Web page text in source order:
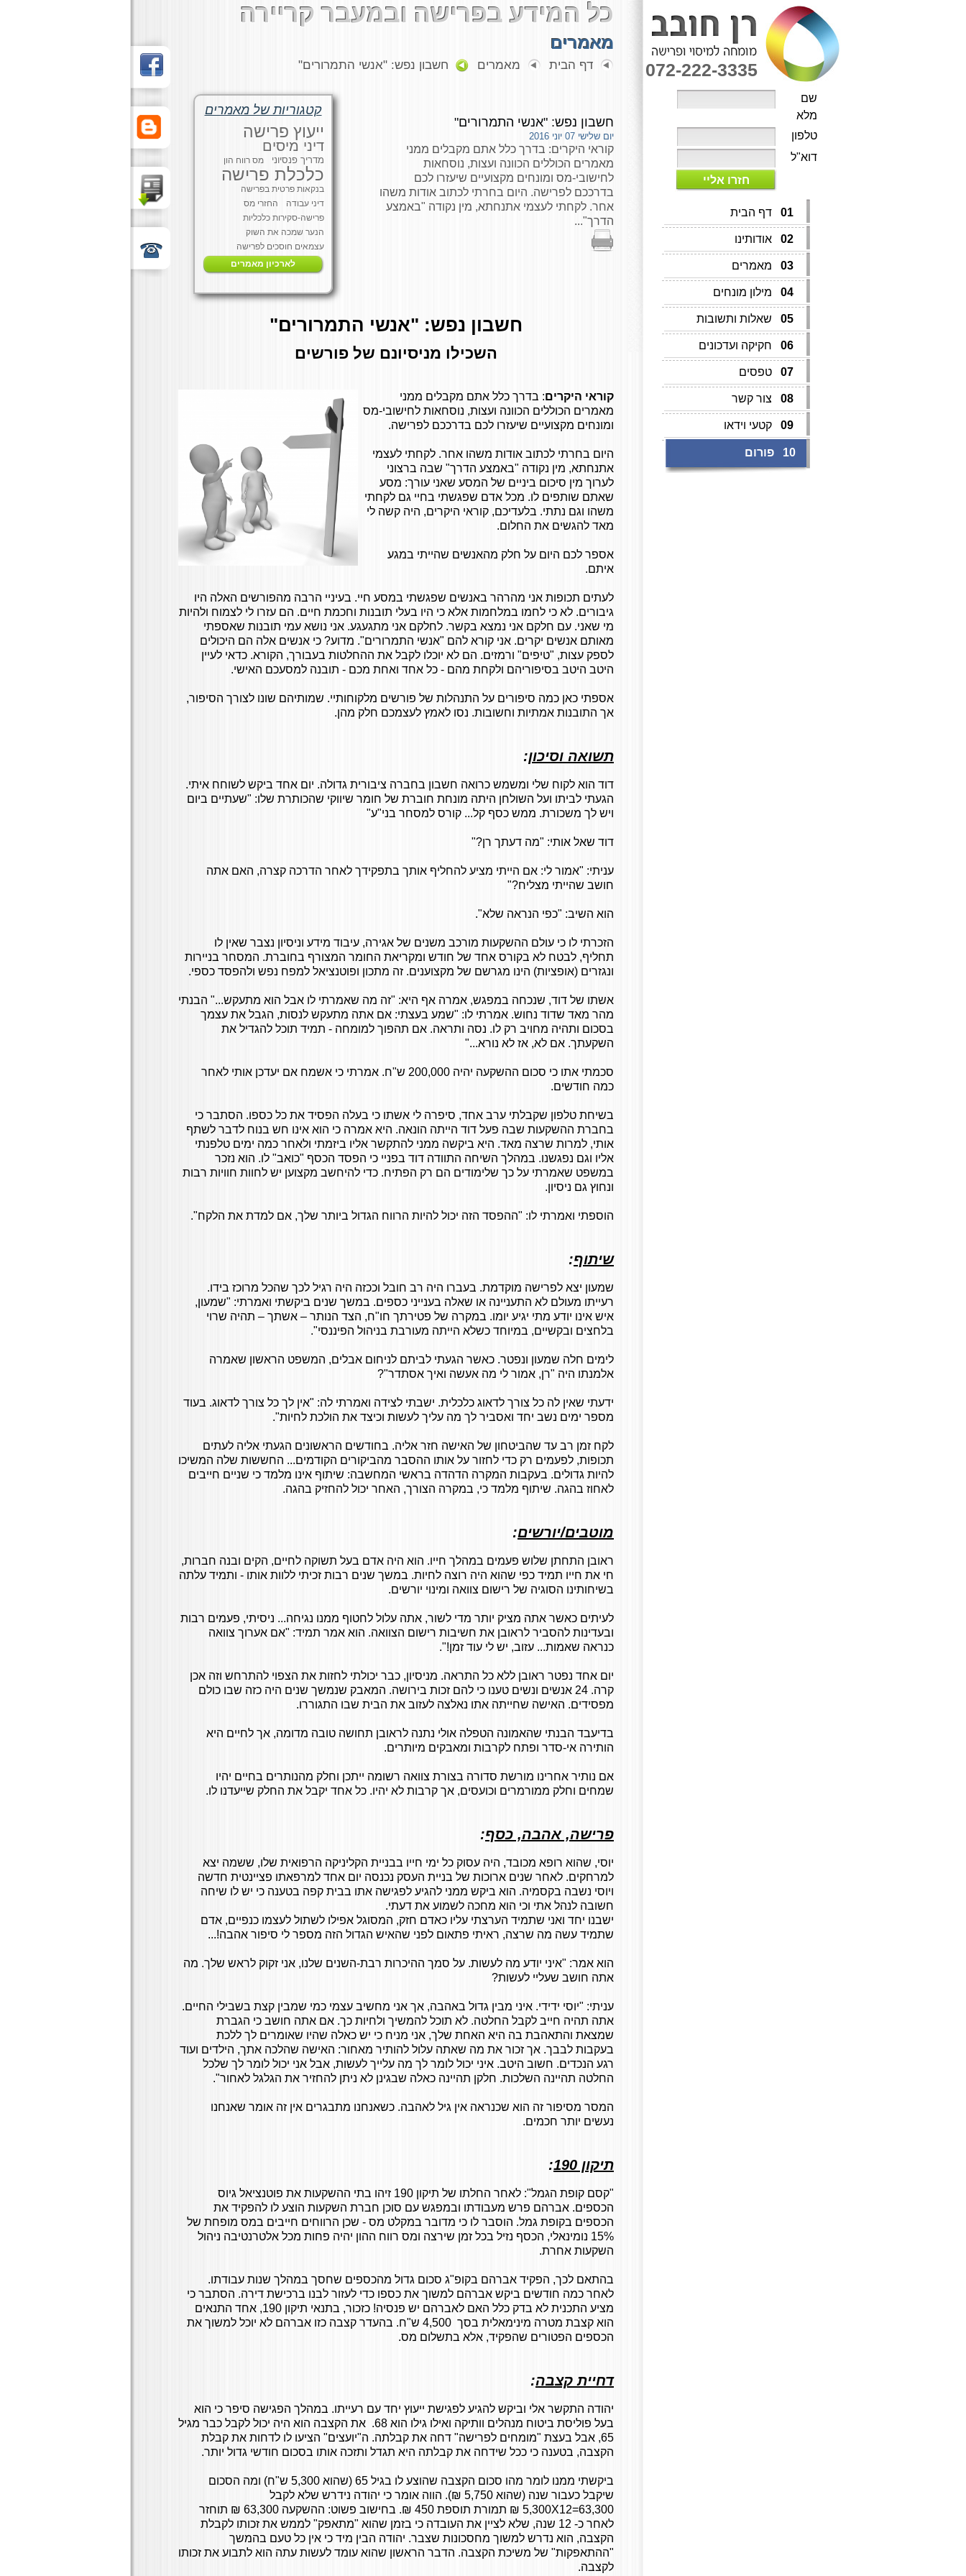
072-222-3335
שם
מלא
טלפון
דוא"ל
חזרו אליי
01 דף הבית
02 אודותינו
03 מאמרים
04 מילון מונחים
05 שאלות ותשובות
06 חקיקה ועדכונים
07 טפסים
08 צור קשר
09 קטעי וידאו
10 פורום
כל המידע בפרישה ובמעבר קריירה
מאמרים
דף הבית מאמרים חשבון נפש: "אנשי התמרורים"
חשבון נפש: "אנשי התמרורים"
יום שלישי 07 יוני 2016
קוראי היקרים: בדרך כלל אתם מקבלים ממני
מאמרים הכוללים הכוונה ועצות, נוסחאות
לחישובי-מס ומונחים מקצועיים שיעזרו לכם
בדרככם לפרישה. היום בחרתי לכתוב אודות משהו
אחר. לקחתי לעצמי אתנחתא, מין נקודה "באמצע
הדרך"...
קטגוריות של מאמרים
ייעוץ פרישה
דיני מיסים
מדריך פנסיוני מס רווח הון
כלכלת פרישה
בנקאות פרטית בפרישה
דיני עבודה
החזרי מס
פרישה-סקירות כלכליות
הנער שמכה את השוק
עצמאים חוסכים לפרישה
לארכיון מאמרים
חשבון נפש: "אנשי התמרורים"
השכילו מניסיונם של פורשים
קוראי היקרים: בדרך כלל אתם מקבלים ממני
מאמרים הכוללים הכוונה ועצות, נוסחאות לחישובי-מס
ומונחים מקצועיים שיעזרו לכם בדרככם לפרישה.
היום בחרתי לכתוב אודות משהו אחר. לקחתי לעצמי
אתנחתא, מין נקודה "באמצע הדרך" שבה ברצוני
לערוך מין סיכום ביניים של המסע שאני עורך: מסע
שאתם שותפים לו. מכל אדם שפגשתי בחיי גם לקחתי
משהו וגם נתתי. בלעדיכם, קוראי היקרים, היה קשה לי
מאד להגשים את החלום.
אספר לכם היום על חלק מהאנשים שהייתי במגע
איתם.
לעתים תכופות אני מהרהר באנשים שפגשתי במסע חיי. בעיניי הרבה מהפורשים האלה היו
גיבורים. לא כי לחמו במלחמות אלא כי היו בעלי תובנות וחכמת חיים. הם עזרו לי לצמוח ולהיות
מי שאני. עם חלקם אני נמצא בקשר. לחלקם אני מתגעגע. אני נושא עמי תובנות שאספתי
מאותם אנשים יקרים. אני קורא להם "אנשי התמרורים". מדוע? כי אנשים אלה הם היכולים
לספק עצות, "טיפים" ורמזים. הם לא יוכלו לקבל את ההחלטות בעבורך, הקורא. כדאי לעיין
היטב היטב בסיפוריהם ולקחת מהם - כל אחד ואחת מכם - תובנה למסעכם האישי.
אספתי כאן כמה סיפורים על התנהלות של פורשים מלקוחותיי. שמותיהם שונו לצורך הסיפור,
אך התובנות אמתיות וחשובות. נסו לאמץ לעצמכם חלק מהן.
תשואה וסיכון:
דוד הוא לקוח שלי ומשמש כרואה חשבון בחברה ציבורית גדולה. יום אחד ביקש לשוחח איתי.
הגעתי לביתו ועל השולחן היתה מונחת חוברת של חומר שיווקי שהכותרת שלו: "שעתיים ביום
ויש לך משכורת. ממש כסף קל... קורס למסחר בני"ע"
דוד שאל אותי: "מה דעתך רן?"
עניתי: "אמור לי: אם הייתי מציע להחליף אותך בתפקידך לאחר הדרכה קצרה, האם אתה
חושב שהייתי מצליח?"
הוא השיב: "כפי הנראה שלא".
הזכרתי לו כי עולם ההשקעות מורכב משנים של אגירה, עיבוד מידע וניסיון נצבר שאין לו
תחליף, לבטח לא בקורס אחד של חודש ומקריאת החומר המצורף בחוברת. המסחר בניירות
ונגזרים (אופציות) הינו מגרשם של מקצוענים. זה מתכון ופוטנציאל למפח נפש ולהפסד כספי.
אשתו של דוד, שנכחה במפגש, אמרה אף היא: "זה מה שאמרתי לו אבל הוא מתעקש..." הבנתי
מהר מאד שדוד נחוש. אמרתי לו: "שמע בעצתי: אם אתה מתעקש לנסות, הגבל את עצמך
בסכום ותהיה מחויב רק לו. נסה ותראה. אם תהפוך למומחה - תמיד תוכל להגדיל את
השקעתך. אם לא, אז לא נורא..."
סכמתי אתו כי סכום ההשקעה יהיה 200,000 ש"ח. אמרתי כי אשמח אם יעדכן אותי לאחר
כמה חודשים.
בשיחת טלפון שקבלתי ערב אחד, סיפרה לי אשתו כי בעלה הפסיד את כל כספו. הסתבר כי
בחברת ההשקעות שבה פעל דוד הייתה הונאה. היא אמרה כי הוא אינו חש בנוח לדבר לשתף
אותי, למרות שרצה מאד. היא ביקשה ממני להתקשר אליו ביזמתי ולאחר כמה ימים טלפנתי
אליו וגם נפגשנו. במהלך השיחה התוודה דוד בפניי כי הפסד הכסף "כואב" לו. הוא נזכר
במשפט שאמרתי על כך שלימודים הם רק הפתיח. כדי להיחשב מקצוען יש לחוות חוויות רבות
ונחוץ גם ניסיון.
הוספתי ואמרתי לו: "ההפסד הזה יכול להיות הרווח הגדול ביותר שלך, אם למדת את הלקח".
שיתוף:
שמעון יצא לפרישה מוקדמת. בעברו היה רב חובל וככזה היה רגיל לכך שהכל מרוכז בידו.
רעייתו מעולם לא התעניינה או שאלה בענייני כספים. במשך שנים ביקשתי ואמרתי: "שמעון,
איש אינו יודע מתי יגיע יומו. במקרה של פטירתך חו"ח, הצד הנותר – אשתך – תהיה שרוי
בלחצים ובקשיים, במיוחד כשלא הייתה מעורבת בניהול הפיננסי".
לימים חלה שמעון ונפטר. כאשר הגעתי לביתם לניחום אבלים, המשפט הראשון שאמרה
אלמנתו היה "רן, אמור לי מה אעשה ואיך אסתדר"?
ידעתי שאין לה כל צורך לדאוג כלכלית. ישבתי לצידה ואמרתי לה: "אין לך כל צורך לדאוג. בעוד
מספר ימים נשב יחד ואסביר לך מה עליך לעשות וכיצד את הולכת לחיות".
לקח זמן רב עד שהביטחון של האישה חזר אליה. בחודשים הראשונים הגעתי אליה לעתים
תכופות, לפעמים רק כדי לחזור על אותו ההסבר מהביקורים הקודמים... החששות שלה המשיכו
להיות גדולים. בעקבות המקרה הדהדה בראשי המחשבה: שיתוף אינו מלמד כי שניים חייבים
לאחוז בהגה. שיתוף מלמד כי, במקרה הצורך, האחר יכול להחזיק בהגה.
מוטבים/יורשים:
ראובן התחתן שלוש פעמים במהלך חייו. הוא היה אדם בעל תשוקה לחיים, הקים ובנה חברות,
חי את חייו תמיד כפי שהוא היה רוצה לחיות. במשך שנים רבות זכיתי ללוות אותו - ותמיד עלתה
בשיחותינו הסוגיה של רישום צוואה ומינוי יורשים.
לעיתים כאשר אתה מציק יותר מדי לשור, אתה עלול לחטוף ממנו נגיחה... ניסיתי, פעמים רבות
ובעדינות להסביר לראובן את חשיבות רישום הצוואה. הוא אמר תמיד: "אם אערוך צוואה
כנראה שאמות... עזוב, יש לי עוד זמן!".
יום אחד נפטר ראובן ללא כל התראה. מניסיון, כבר יכולתי לחזות את הצפוי להתרחש וזה אכן
קרה. 24 אנשים ונשים טענו כי להם זכות בירושה. המאבק שנמשך שנים היה כזה שבו כולם
מפסידים. האישה שחייתה אתו נאלצה לעזוב את הבית שבו התגוררו.
בדיעבד הבנתי שהאמונה הטפלה אולי נתנה לראובן תחושה טובה מדומה, אך לחיים היא
הותירה אי-סדר ופתח לקרבות ומאבקים מיותרים.
אם נותיר אחרינו מורשת סדורה בצורת צוואה רשומה ייתכן וחלק מהנותרים בחיים יהיו
שמחים וחלק ממורמרים וכועסים, אך קרבות לא יהיו. כל אחד יקבל את החלק שייעדנו לו.
פרישה, אהבה, כסף:
יוסי, שהוא רופא מכובד, היה עסוק כל ימי חייו בבניית הקליניקה הרפואית שלו, ששמה יצא
למרחקים. לאחר שנים ארוכות של בניית העסק נכנסה יום אחד למרפאתו פציינטית חדשה
ויוסי נשבה בקסמיה. הוא ביקש ממני להגיע לפגישה אתו בבית קפה בטענה כי יש לו שיחה
חשובה לנהל אתי וכי הוא מחכה לשמוע את דעתי.
ישבנו יחד ואני שתמיד הערצתי עליו כאדם חזק, המסוגל אפילו לשתול לעצמו כנפיים, אדם
שתמיד עשה מה שרצה, ראיתי פתאום לפני שהאיש הגדול הזה מספר לי סיפור אהבה!...
הוא אמר: "איני יודע מה לעשות. על סמך ההיכרות רבת-השנים שלנו, אני זקוק לראש שלך. מה
אתה חושב שעליי לעשות?
עניתי: "יוסי ידידי. איני מבין גדול באהבה, אך אני מחשיב עצמי כמי שמבין קצת בשבילי החיים.
אתה תהיה חייב לקבל החלטה. לא תוכל להמשיך ולחיות כך. אם אתה חושב כי הגברת
שמצאת והתאהבת בה היא האחת שלך, אני מניח כי יש כאלה שהיו שאומרים לך ללכת
בעקבות לבבך. אך זכור את מה שאתה עלול להותיר מאחור: האישה שהלכה אתך, הילדים ועוד
רגע הנכדים. חשוב היטב. איני יכול לומר לך מה עלייך לעשות, אבל אני יכול לומר לך שלכל
החלטה תהיינה השלכות. חלקן תהיינה כאלה שבגינן לא ניתן להחזיר את הגלגל לאחור".
המסר מסיפור זה הוא שכנראה אין גיל לאהבה. כשאנחנו מתבגרים אין זה אומר שאנחנו
נעשים יותר חכמים.
תיקון 190 :
"קסם קופת הגמל": לאחר החלתו של תיקון 190 זיהו בתי ההשקעות את פוטנציאל גיוס
הכספים. אברהם פרש מעבודתו ובמפגש עם סוכן חברת השקעות הוצע לו להפקיד את
הכספים בקופת גמל. הוסבר לו כי מדובר במקלט מס - שכן הרווחים חייבים במס מופחת של
15% נומינאלי, הכסף נזיל בכל זמן שירצה ומס רווח ההון יהיה פחות מכל אלטרנטיבה ניהול
השקעות אחרת.
בהתאם לכך, הפקיד אברהם בקופ"ג סכום גדול מהכספים שחסך במהלך שנות עבודתו.
לאחר כמה חודשים ביקש אברהם למשוך את כספו כדי לעזור לבנו ברכישת דירה. הסתבר כי
מציע התכנית לא בדק כלל האם לאברהם יש פנסיה! כזכור, בתנאי תיקון 190, אחד התנאים
הוא קצבת מטרה מינימאלית בסך 4,500 ש"ח. בהעדר קצבה כזו אברהם לא יוכל למשוך את
הכספים הפטורים שהפקיד, אלא בתשלום מס.
דחיית קצבה:
יהודה התקשר אלי וביקש להגיע לפגישת ייעוץ יחד עם רעייתו. במהלך הפגישה סיפר כי הוא
בעל פוליסת ביטוח מנהלים וותיקה ואילו גילו הוא 68. את הקצבה הוא היה יכול לקבל כבר מגיל
65, אבל בעצת "מומחים לפרישה" דחה את קבלתה. ה"יועצים" הציעו לו לדחות את קבלת
הקצבה, בטענה כי ככל שידחה את קבלתה היא תגדל ותזכה אותו בסכום חודשי גדול יותר.
ביקשתי ממנו לומר מהו סכום הקצבה שהוצע לו בגיל 65 (שהוא 5,300 ש"ח) ומה הסכום
שיקבל כעבור שנה (שהוא 5,750 ₪). הווה אומר כי יהודה נידרש שלא לקבל
5,300X12=63,300 ₪ תמורת תוספת 450 ₪. בחישוב פשוט: ההשקעה 63,300 ₪ תוחזר
לאחר כ- 12 שנה, שלא לציין את העובדה כי בזמן שהוא "מתאפק" לממש את זכותו לקבלת
הקצבה, הוא נדרש למשוך מחסכונות שצבר. יהודה הבין מיד כי אין כל טעם בהמשך
"ההתאפקות" של משיכת הקצבה. הדבר הראשון שהוא עומד לעשות עתה הוא לתבוע את זכותו
לקצבה.